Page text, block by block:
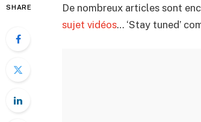
SHARE De nombreux articles sont
sujet vidéos… ‘Stay tuned’